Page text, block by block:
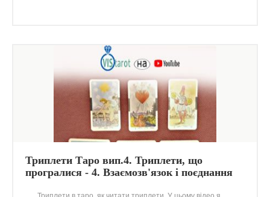
Триплети Таро вип.4. Триплети, що
програлися - 4. Взаємозв'язок і поєднання